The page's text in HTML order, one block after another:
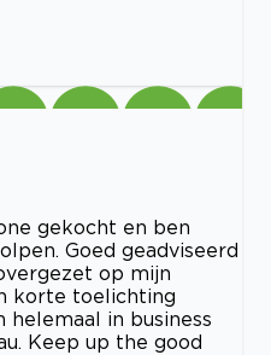
gekocht en ben
Goed geadviseerd
op mijn
korte toelichting
in business
Keep up the good